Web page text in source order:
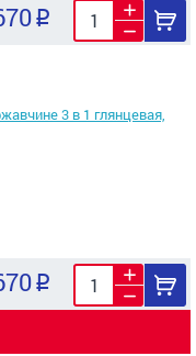
3 в 1 глянцевая,